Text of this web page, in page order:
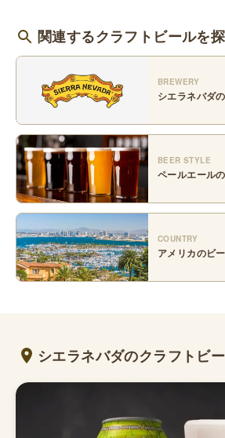
関連するクラフトビールを
BREWERY
シエラネバダ
BEER STYLE
ペールエール
COUNTRY
アメリカのビ
シエラネバダのクラフトビ